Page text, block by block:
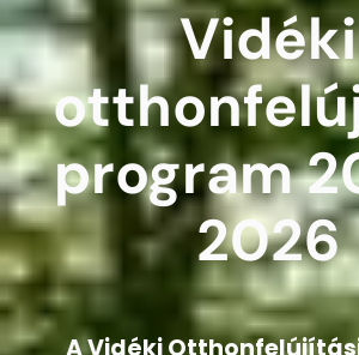
Vidéki
program
2026